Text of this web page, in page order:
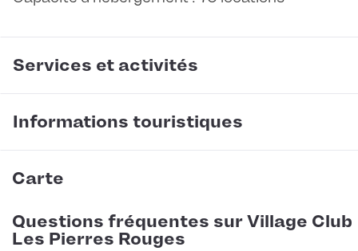
Services et activités
Informations touristiques
Carte
Questions fréquentes sur Village Club
Les Pierres Rouges